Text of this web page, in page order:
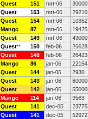
Quest 151 mrt-06 30000
Quest 153 mrt-06 29210
Quest 154 mrt-06 10352
Mango 87 mrt-06 19425
Quest 149 mrt-06 49000
Quest** 150 feb-06 26628
Quest 148 feb-06 26423
Mango 86 jan-06 22154
Quest 144 jan-06 2930
Quest 143 jan-06 80000
Quest 142 jan-06 55000
Mango 114 jan-06 9563
Quest 141 dec-05 23775
Quest 141 dec-05 52972